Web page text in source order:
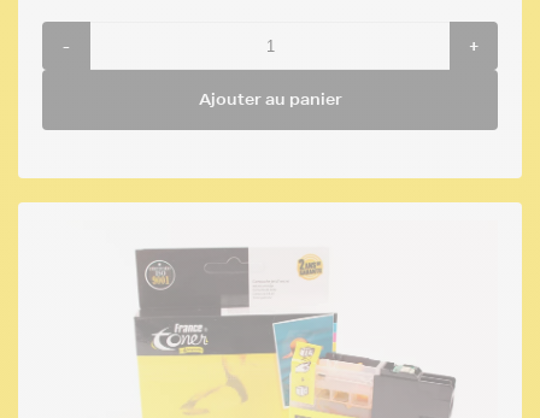
- +
Ajouter au panier